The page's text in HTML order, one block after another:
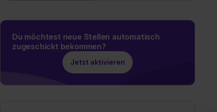
Du möchtest neue Stellen automatisch
zugeschickt bekommen?
Jetzt aktivieren